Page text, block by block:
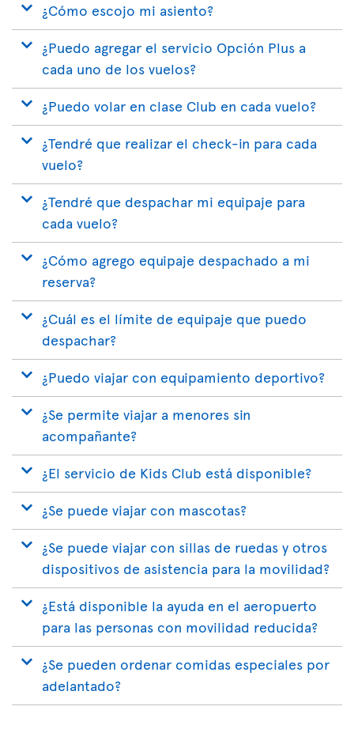
¿Cómo escojo mi asiento?
¿Puedo agregar el servicio Opción Plus a
cada uno de los vuelos?
¿Puedo volar en clase Club en cada vuelo?
¿Tendré que realizar el check-in para cada
vuelo?
¿Tendré que despachar mi equipaje para
cada vuelo?
¿Cómo agrego equipaje despachado a mi
reserva?
¿Cuál es el límite de equipaje que puedo
despachar?
¿Puedo viajar con equipamiento deportivo?
¿Se permite viajar a menores sin
acompañante?
¿El servicio de Kids Club está disponible?
¿Se puede viajar con mascotas?
¿Se puede viajar con sillas de ruedas y otros
dispositivos de asistencia para la movilidad?
¿Está disponible la ayuda en el aeropuerto
para las personas con movilidad reducida?
¿Se pueden ordenar comidas especiales por
adelantado?